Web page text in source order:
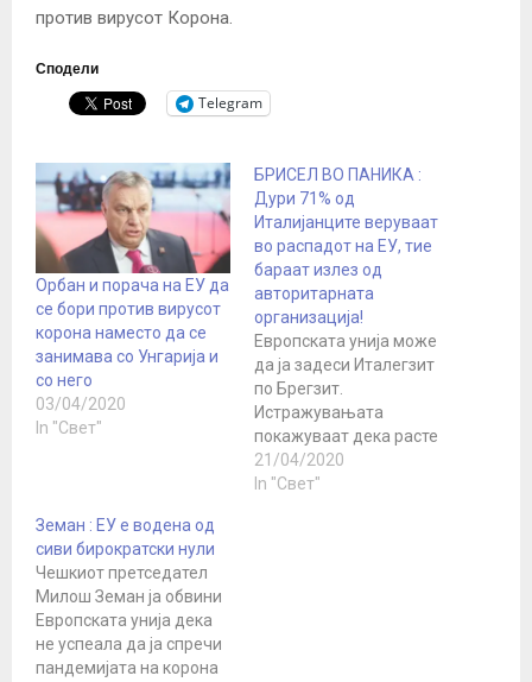
против вирусот Корона.
Сподели
Telegram
Орбан и порача на ЕУ да
се бори против вирусот
корона наместо да се
занимава со Унгарија и
со него
03/04/2020
In "Свет"
БРИСЕЛ ВО ПАНИКА :
Дури 71% од
Италијанците веруваат
во распадот на ЕУ, тие
бараат излез од
авторитарната
организација!
Европската унија може
да ја задеси Италегзит
по Брегзит.
Истражувањата
покажуваат дека расте
бројот на италијанци
кои се за напуштање на
21/04/2020
In "Свет"
Земан : ЕУ е водена од
сиви бирократски нули
Чешкиот претседател
Милош Земан ја обвини
Европската унија дека
не успеала да ја спречи
пандемијата на корона